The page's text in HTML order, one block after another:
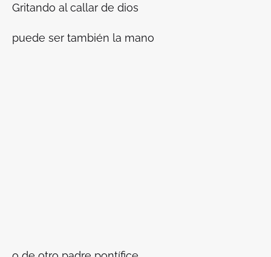
Gritando al callar de dios
puede ser también la mano